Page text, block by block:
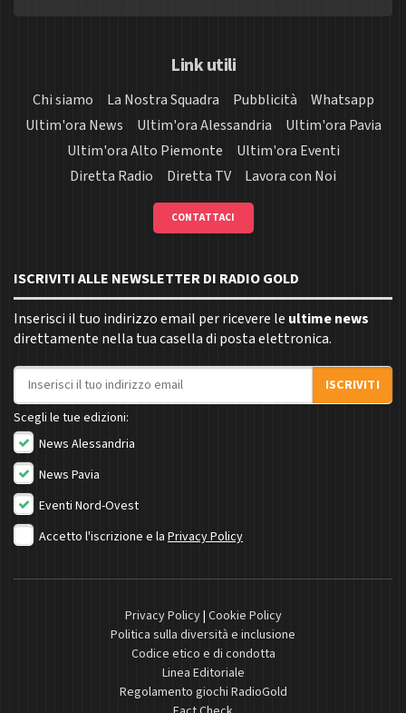
Link utili
Chi siamo La Nostra Squadra Pubblicità
Whatsapp
Ultim'ora News
Ultim'ora Alessandria
Ultim'ora Pavia
Ultim'ora Alto Piemonte
Ultim'ora Eventi
Diretta Radio
Diretta TV Lavora con Noi
CONTATTACI
ISCRIVITI ALLE NEWSLETTER DI RADIO GOLD
Inserisci il tuo indirizzo email per ricevere le ultime news
direttamente nella tua casella di posta elettronica.
Indirizzo email
ISCRIVITI
Scegli le tue edizioni:
News Alessandria
News Pavia
Eventi Nord-Ovest
Accetto l'iscrizione e la Privacy Policy
Privacy Policy| Cookie Policy
Politica sulla diversità e inclusione
Codice etico e di condotta
Linea Editoriale
Regolamento giochi RadioGold